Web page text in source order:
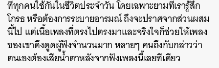
ที่ทุกคนใช้กันในชีวิตประจำวัน โดยเฉพาะยามที่เรารู้สึก
โกรธ หรือต้องการระบายอารมณ์ ถึงจะปราศจากส่วนผสม
นี้ไป แต่เนื้อเพลงที่ตรงไปตรงมาและจริงใจก็ช่วยให้เพลง
ของเขาดึงดูดผู้ฟังจำนวนมาก หลายๆ คนถึงกับกล่าวว่า
ตนเองต้องเสียน้ำตาหลังจากฟังเพลงนี้เลยทีเดียว
SHARE TWEET LINE EMAIL